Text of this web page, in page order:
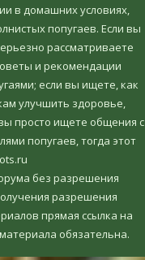
в домашних условиях,
попугаев. Если вы
рассматриваете
и рекомендации
если вы ищете, как
улучшить здоровье,
просто ищете общения с
попугаев, тогда этот
без разрешения
разрешения
прямая ссылка на
обязательна.